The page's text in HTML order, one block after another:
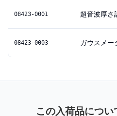
08423-0001 超音波厚さ
08423-0003 ガウスメー
この入荷品につ